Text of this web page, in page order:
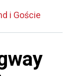
i Goście